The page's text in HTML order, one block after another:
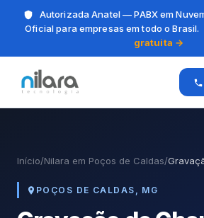
Autorizada Anatel — PABX em
Oficial para empresas em todo o Brasil.
gratuita →
Início/Nilara em Poços de Caldas/
POÇOS DE CALDAS, MG